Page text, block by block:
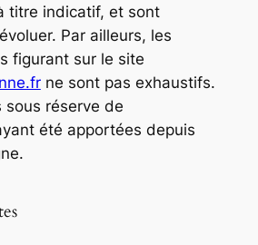
titre indicatif, et sont
Par ailleurs, les
figurant sur le site
ne sont pas exhaustifs.
sous réserve de
été apportées depuis